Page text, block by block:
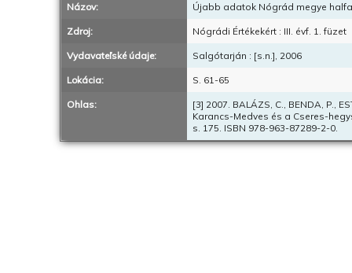
Názov: Újabb adatok Nógrád megye
Zdroj: Nógrádi Értékekért : III. évf. 1. füzet
Vydavateľské údaje: Salgótarján : [s.n.], 2006
Lokácia: S. 61-65
Ohlas:
[3] 2007. BALÁZS, C., BENDA, P.,
Karancs-Medves és a Cseres-
s. 175. ISBN 978-963-87289-2-0.